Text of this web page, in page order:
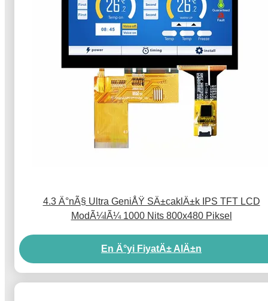
4.3 Ä°nÃ§ Ultra GeniÅŸ SÄ±caklÄ±k IPS TFT LCD
ModÃ¼lÃ¼ 1000 Nits 800x480 Piksel
En Ä°yi FiyatÄ± AlÄ±n